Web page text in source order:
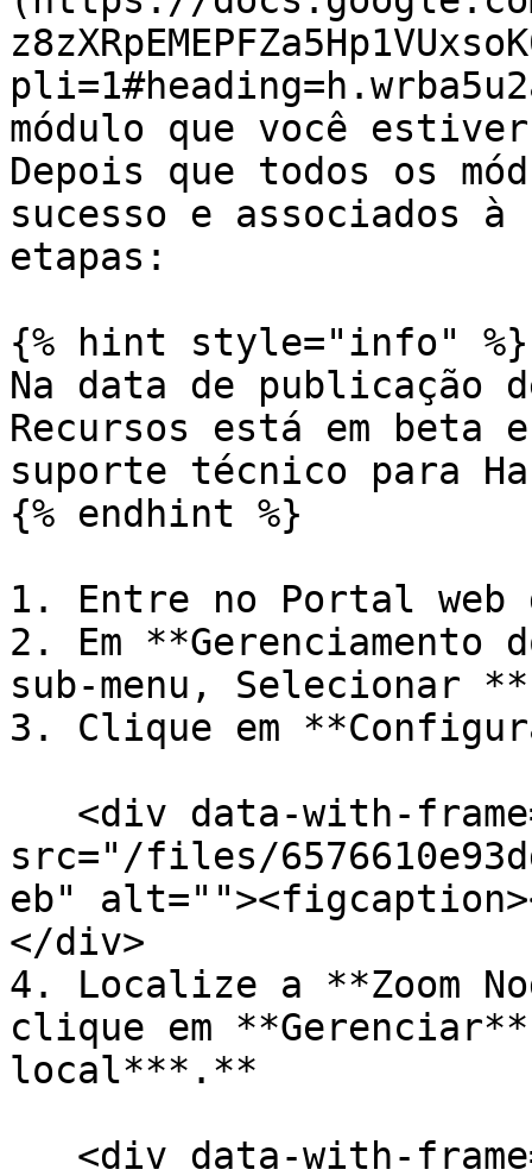
módulo que você
Depois que todos os
sucesso e associados
etapas:
{% hint style="info" %}
Na data de publicação
Recursos está em beta
suporte técnico para
{% endhint %}
1. Entre no Portal web
2. Em
sub-menu, Selecionar
3. Clique em
src="/files/
eb"
</div>
4. Localize a **Zoom
clique em
local***.**